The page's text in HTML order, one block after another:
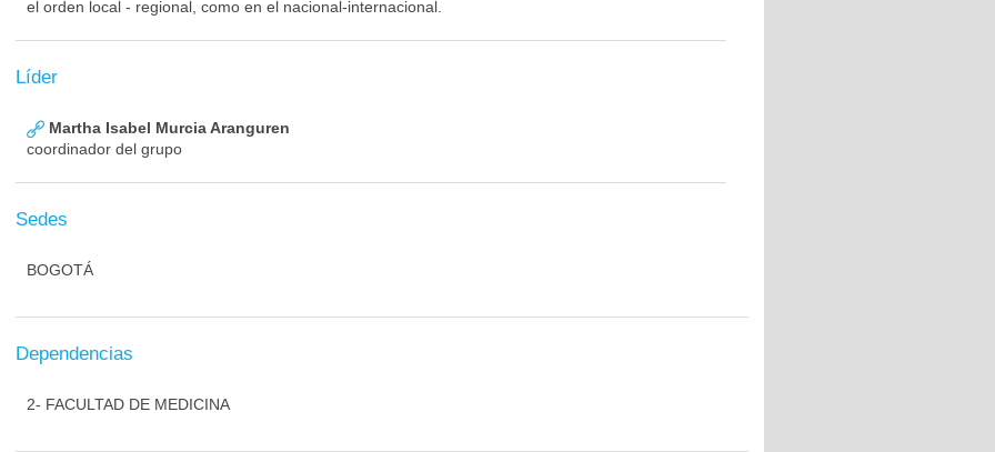
el orden local - regional, como en el nacional-internacional.
Líder
Martha Isabel Murcia Aranguren
coordinador del grupo
Sedes
BOGOTÁ
Dependencias
2- FACULTAD DE MEDICINA